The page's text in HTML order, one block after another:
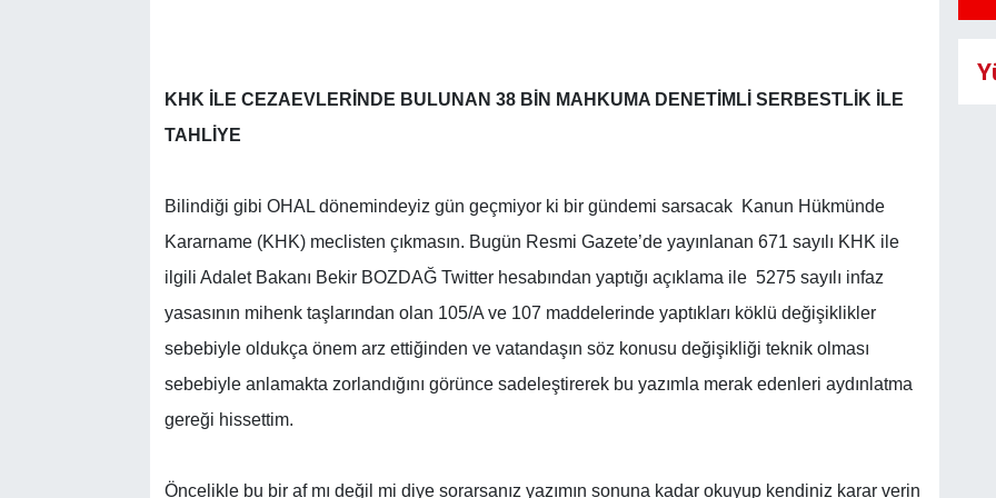
KHK İLE CEZAEVLERİNDE BULUNAN 38 BİN MAHKUMA DENETİMLİ SERBESTLİK İLE
TAHLİYE
Bilindiği gibi OHAL dönemindeyiz gün geçmiyor ki bir gündemi sarsacak Kanun Hükmünde
Kararname (KHK) meclisten çıkmasın. Bugün Resmi Gazete’de yayınlanan 671 sayılı KHK ile
ilgili Adalet Bakanı Bekir BOZDAĞ Twitter hesabından yaptığı açıklama ile 5275 sayılı infaz
yasasının mihenk taşlarından olan 105/A ve 107 maddelerinde yaptıkları köklü değişiklikler
sebebiyle oldukça önem arz ettiğinden ve vatandaşın söz konusu değişikliği teknik olması
sebebiyle anlamakta zorlandığını görünce sadeleştirerek bu yazımla merak edenleri aydınlatma
gereği hissettim.
Öncelikle bu bir af mı değil mi diye sorarsanız yazımın sonuna kadar okuyup kendiniz karar verin